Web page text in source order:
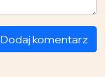
Dodaj komentarz